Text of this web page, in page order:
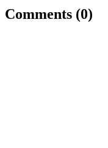
Comments (0)